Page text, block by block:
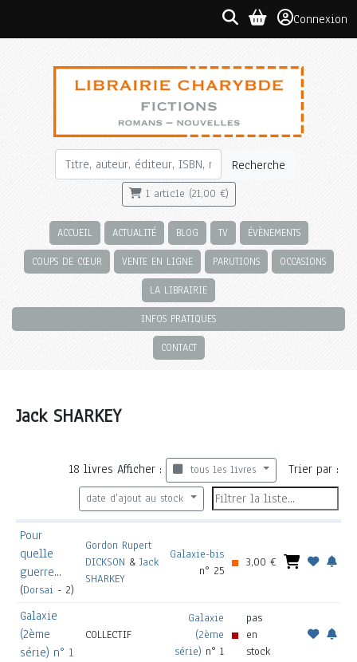
Connexion
Recherche
1 article (21,00 €)
ACCUEIL ACTUALITÉ BLOG TV ÉVÈNEMENTS
COUPS DE CŒUR VENTE EN LIGNE PARUTIONS OCCASIONS
LA LIBRAIRIE
INFOS PRATIQUES
CONTACT
Jack SHARKEY
18 livresAfficher : tous les livres Trier par :
date d'ajout au stock
Pour
quelle
guerre...
(Dorsai - 2)
Gordon Rupert
DICKSON & Jack
SHARKEY
Galaxie-bis
n° 25
3,00 €
Galaxie
(2ème
série) n° 1
COLLECTIF
Galaxie
(2ème
série) n° 1
pas
en
stock